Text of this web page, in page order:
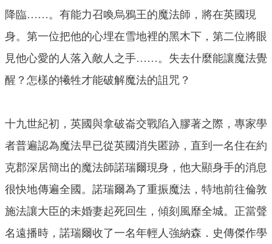
降臨……。有能力召喚烏鴉王的魔法師，將在英國現
身。第一位把他的心埋在雪地裡的黑木下，第二位將眼
見他心愛的人落入敵人之手……。失去什麼能讓魔法覺
醒？怎樣的犧牲才能破解魔法的詛咒？
十九世紀初，英國與拿破崙交戰陷入膠著之際，專家學
者普遍認為魔法早已從英國消失匿跡，直到一名住在約
克郡深居簡出的魔法師諾瑞爾現身，他大顯身手的消息
很快地傳遍全國。諾瑞爾為了重振魔法，特地前往倫敦
施法讓大臣的未婚妻起死回生，傾刻風靡全城。正當聲
名遠播時，諾瑞爾收了一名年輕人強納森．史傳傑作學